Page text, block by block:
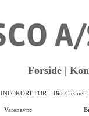
Forside |
INFOKORT FOR : Bio-Cleaner
Varenavn: